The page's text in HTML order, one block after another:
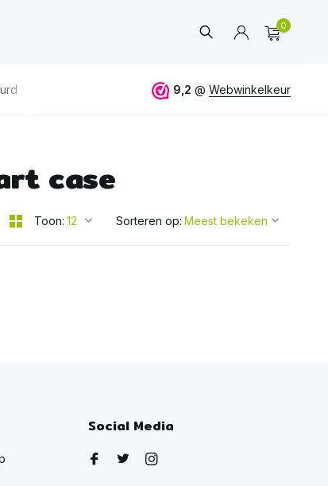
0
verzending vanaf 50€ ALTIJDeerlijk
9,2 @ Webwinkelkeur
case
Toon: Sorteren op:
Social Media